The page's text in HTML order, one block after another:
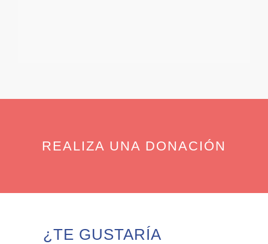
REALIZA UNA DONACIÓN
¿TE GUSTARÍA